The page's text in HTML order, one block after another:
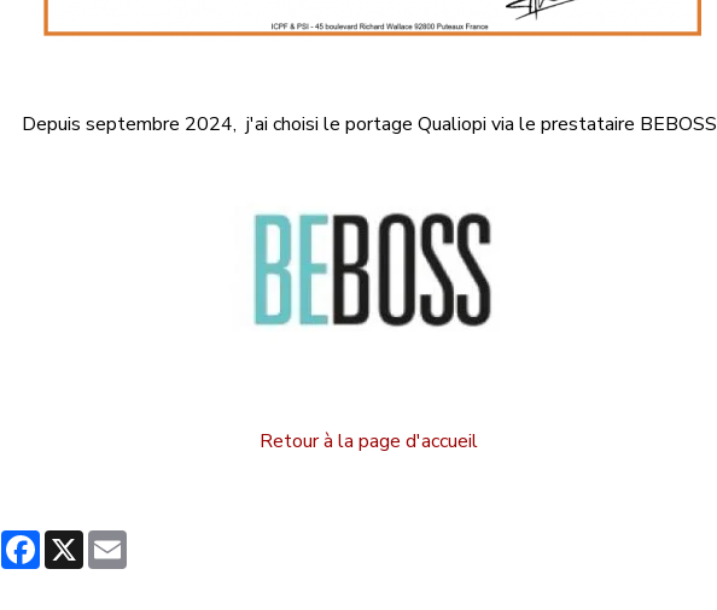
Depuis septembre 2024, j'ai choisi le portage Qualiopi via le prestataire BEBOSS
Retour à la page d'accueil
PartagerFacebook
X